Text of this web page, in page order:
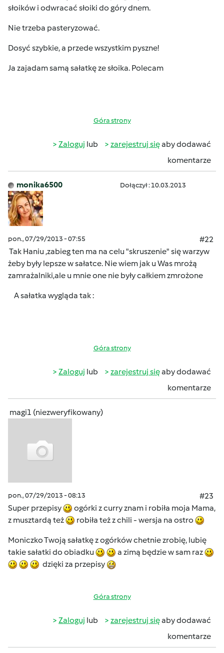
słoików i odwracać słoiki do góry dnem.
Nie trzeba pasteryzować.
Dosyć szybkie, a przede wszystkim pyszne!
Ja zajadam samą sałatkę ze słoika. Polecam
Góra strony
Zaloguj lub zarejestruj sięaby dodawać
komentarze
monika6500 Dołączył : 10.03.2013
pon., 07/29/2013 - 07:55
#22
Tak Haniu ,zabieg ten ma na celu "skruszenie" się warzyw
żeby były lepsze w sałatce. Nie wiem jak u Was mrożą
zamrażalniki,ale u mnie one nie były całkiem zmrożone
A sałatka wygląda tak :
Góra strony
Zaloguj lub zarejestruj sięaby dodawać
komentarze
magi1 (niezweryfikowany)
pon., 07/29/2013 - 08:13
#23
Super przepisy
ogórki z curry znam i robiła moja Mama,
z musztardą też
robiła też z chili - wersja na ostro
Moniczko Twoją sałatkę z ogórków chetnie zrobię, lubię
takie sałatki do obiadku
a zimą będzie w sam raz
dzięki za przepisy
Góra strony
Zaloguj lub zarejestruj sięaby dodawać
komentarze